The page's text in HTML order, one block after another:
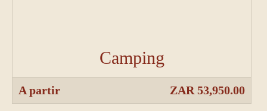
Camping
A partir ZAR 53,950.00